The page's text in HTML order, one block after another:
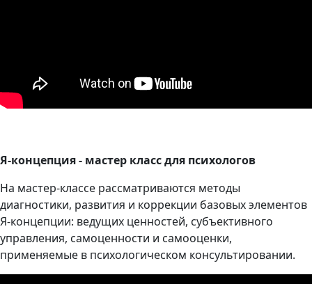
Я-концепция - мастер класс для психологов
На мастер-классе рассматриваются методы
диагностики, развития и коррекции базовых элементов
Я-концепции: ведущих ценностей, субъективного
управления, самоценности и самооценки,
применяемые в психологическом консультировании.